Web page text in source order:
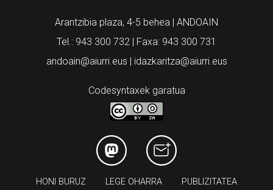
Arantzibia plaza, 4-5 behea | ANDOAIN
Tel.: 943 300 732 | Faxa: 943 300 731
andoain@aiurri.eus | idazkaritza@aiurri.eus
Codesyntaxek garatua
HONI BURUZ LEGE OHARRA PUBLIZITATEA